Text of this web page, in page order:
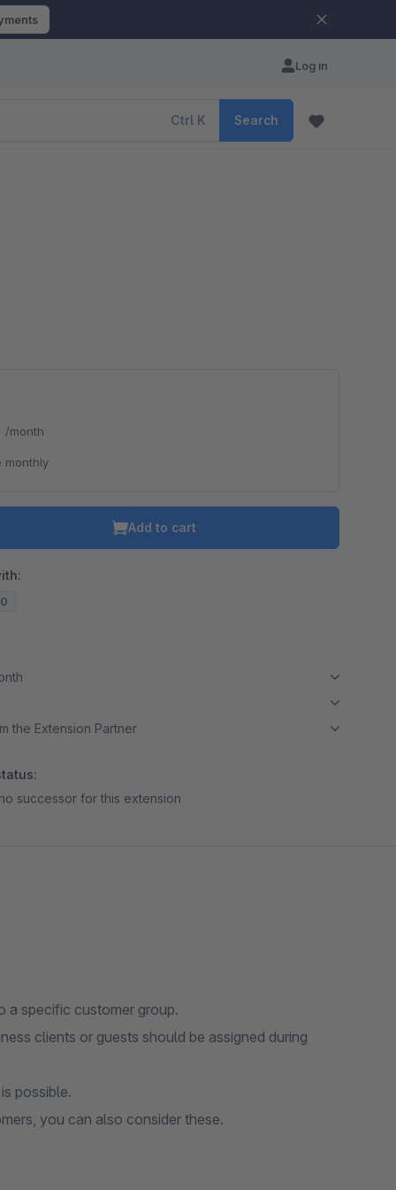
Log in
Ctrl K Search
/month
monthly
Add to cart
the Extension Partner
successor for this extension
a specific customer group.
clients or guests should be assigned during
possible.
you can also consider these.